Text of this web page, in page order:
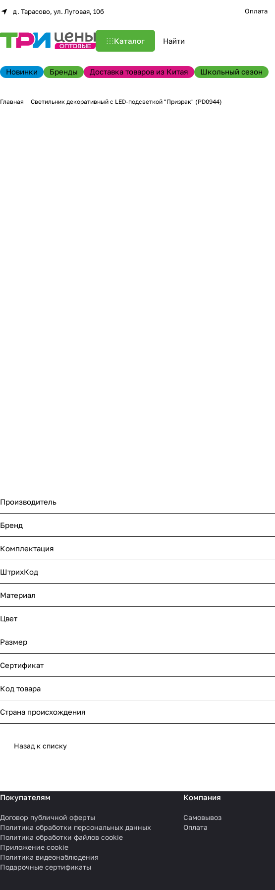
д. Тарасово, ул. Луговая, 10б Оплата
Каталог
Новинки Бренды Доставка товаров из Китая Школьный сезон
Главная Светильник декоративный с LED-подсветкой "Призрак" (PD0944)
Производитель
Бренд
Комплектация
ШтрихКод
Материал
Цвет
Размер
Сертификат
Код товара
Страна происхождения
Назад к списку
Покупателям
Договор публичной оферты
Политика обработки персональных данных
Политика обработки файлов cookie
Приложение cookie
Политика видеонаблюдения
Подарочные сертификаты
Компания
Самовывоз
Оплата